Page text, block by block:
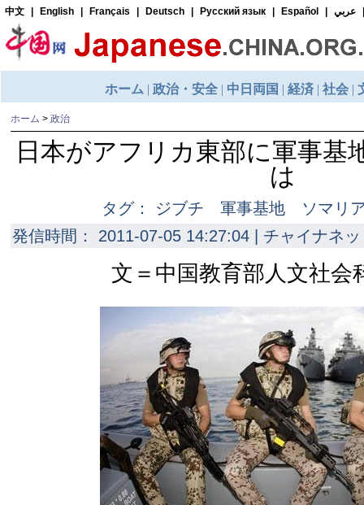
ホーム > 政治
日本がアフリカ東部に軍事基
は
タグ： ジブチ 軍事基地 ソマ
発信時間： 2011-07-05 14:27:04 | チャイナネ
文＝中国教育部人文社会